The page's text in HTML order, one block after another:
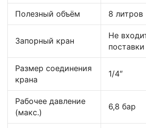
Полезный объём 8 литров
Запорный кран
Не
поставки
Размер соединения
крана
1/4″
Рабочее давление
(макс.)
6,8 бар